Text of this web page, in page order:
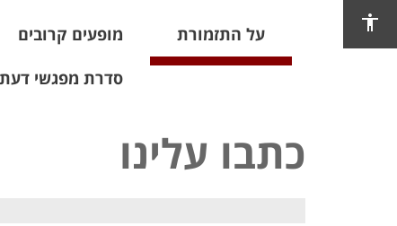
על התזמורת מופעים קרובים
סדרת מפגשי דעת 2025
כתבו עלינו